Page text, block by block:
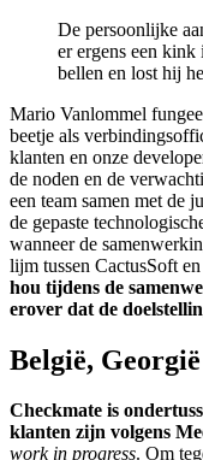
De persoonlijke
er ergens een
bellen en lost hij
Mario Vanlommel
beetje als
klanten en onze
de noden en de
een team samen met de
de gepaste
wanneer de
lijm tussen CactusSoft
hou tijdens de
erover dat de
België,
Checkmate is
klanten zijn volgens
work in progress. Om